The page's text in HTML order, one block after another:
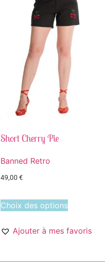
Short Cherry Pie
Banned Retro
49,00 €
Choix des options
Ajouter à mes favoris